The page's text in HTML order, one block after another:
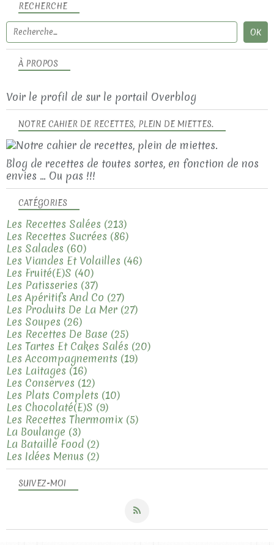
SUIVEZ-MOI
RECHERCHE
NOTRE CAHIER DE RECETTES, PLEIN DE MIETTES.
Blog de recettes de toutes sortes, en fonction de nos
envies ... Ou pas !!!
À PROPOS
Voir le profil de sur le portail Overblog
CATÉGORIES
Les Recettes Salées (213)
Les Recettes Sucrées (86)
Les Salades (60)
Les Viandes Et Volailles (46)
Les Fruité(e)s (40)
Les Patisseries (37)
Les Apéritifs And Co (27)
Les Produits De La Mer (27)
Les Soupes (26)
Les Recettes De Base (25)
Les Tartes Et Cakes Salés (20)
Les Accompagnements (19)
Les Laitages (16)
Les Conserves (12)
Les Plats Complets (10)
Les Chocolaté(e)s (9)
Les Recettes Thermomix (5)
La Boulange (3)
La Bataille Food (2)
Les Idées Menus (2)